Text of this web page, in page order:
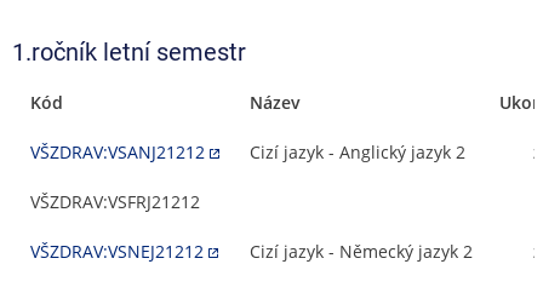
1.ročník letní semestr
Kód Název
VŠZDRAV:VSANJ21212 Cizí jazyk - Anglický jazyk 2 z
VŠZDRAV:VSFRJ21212
VŠZDRAV:VSNEJ21212 Cizí jazyk - Německý jazyk 2 z